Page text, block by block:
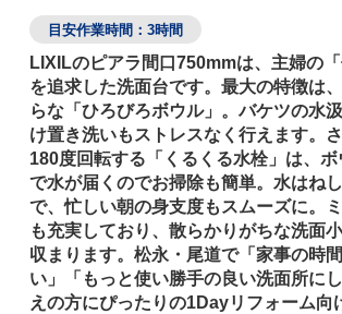
目安作業時間：3時間
LIXILのピアラ間口750mmは、主婦の「
を追求した洗面台です。最大の特徴は
らな「ひろびろボウル」。バケツの水
け置き洗いもストレスなく行えます。
180度回転する「くるくる水栓」は、ボ
で水が届くのでお掃除も簡単。水はね
で、忙しい朝の身支度もスムーズに。
も充実しており、散らかりがちな洗面
収まります。松永・尾道で「家事の時
い」「もっと使い勝手の良い洗面所に
えの方にぴったりの1Dayリフォーム向